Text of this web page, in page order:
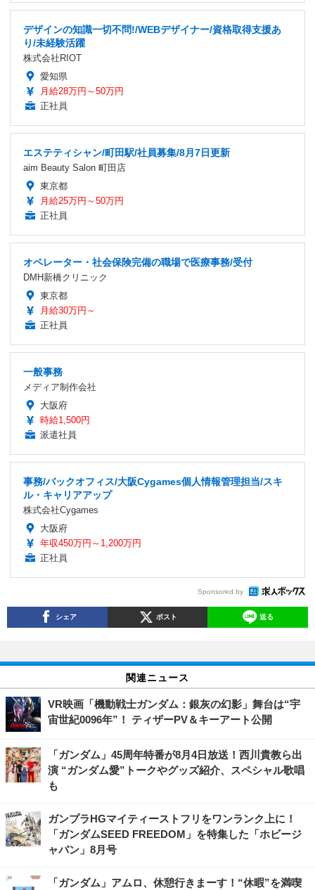
デザインの知識一切不問!/WEBデザイナー/資格取得支援あ
り/未経験活躍
株式会社RIOT
愛知県
月給28万円～50万円
正社員
エステティシャン/町田駅/社員募集/8月7日更新
aim Beauty Salon 町田店
東京都
月給25万円～50万円
正社員
オペレーター・社会保険完備の職場で医療事務/受付
DMH新橋クリニック
東京都
月給30万円～
正社員
一般事務
メディア制作会社
大阪府
時給1,500円
派遣社員
事務/バックオフィス/大阪Cygames個人情報管理担当/スキ
ル・キャリアアップ
株式会社Cygames
大阪府
年収450万円～1,200万円
正社員
Sponsored by
シェア ポスト 送る
関連ニュース
VR映画「機動戦士ガンダム：銀灰の幻影」舞台は“宇
宙世紀0096年”！ ティザーPV＆キーアート公開
「ガンダム」45周年特番が8月4日放送！西川貴教ら出
演 “ガンダム愛”トークやグッズ紹介、スペシャル歌唱
も
ガンプラHGマイティーストフリをワンランク上に！
「ガンダムSEED FREEDOM」を特集した「ホビージ
ャパン」8月号
「ガンダム」アムロ、休憩行きまーす！“休暇”を満喫